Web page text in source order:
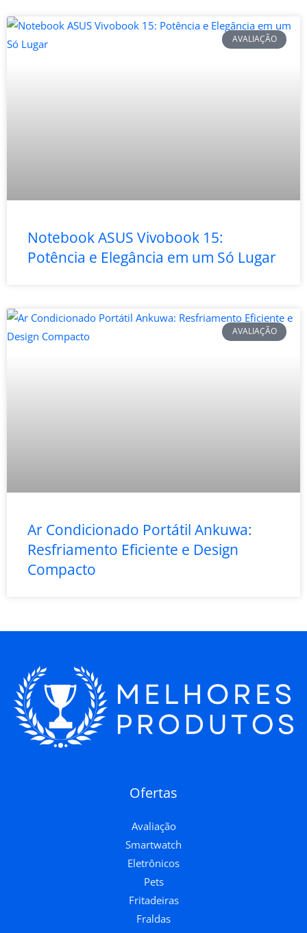
AVALIAÇÃO
Notebook ASUS Vivobook 15:
Potência e Elegância em um Só Lugar
AVALIAÇÃO
Ar Condicionado Portátil Ankuwa:
Resfriamento Eficiente e Design
Compacto
Ofertas
Avaliação
Smartwatch
Eletrônicos
Pets
Fritadeiras
Fraldas